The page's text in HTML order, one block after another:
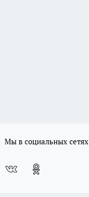
Мы в социальных сетях